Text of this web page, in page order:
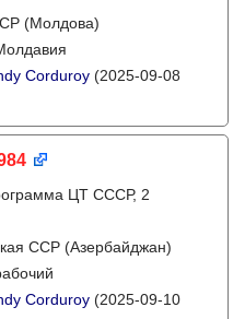
(Молдова)
Corduroy (2025-09-08
ЦТ СССР, 2
ССР (Азербайджан)
Corduroy (2025-09-10